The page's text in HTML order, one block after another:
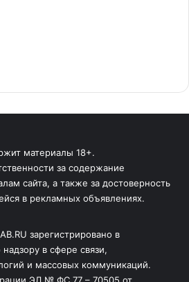
материалы 18+.
за содержание
сайта, а также за достоверность
в рекламных объявлениях.
зарегистрировано в
в сфере связи,
и массовых коммуникаций.